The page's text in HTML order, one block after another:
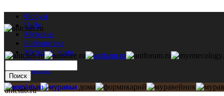
Форум
ЧаВо
Муравьи
Библиотека
Муравьи дома
Мастерская
Каталог
antclub.ru